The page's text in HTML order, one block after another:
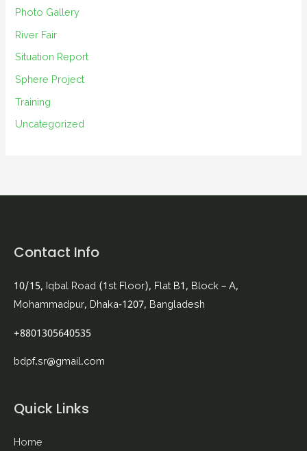
Photo Gallery
River Fair
Situation Report
Sphere Project
Training
Uncategorized
Contact Info
10/15, Iqbal Road (1st Floor), Flat B1, Block – A,
Mohammadpur, Dhaka-1207, Bangladesh
+8801305640535
bdpf.sr@gmail.com
Quick Links
Home